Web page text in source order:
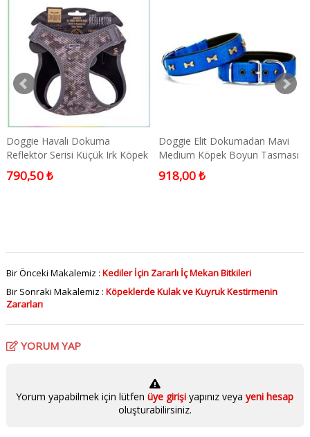
Doggie Havalı Dokuma
Reflektör Serisi Küçük Irk Köpek
Göğüs Tasması Kamuflaj S 32-
38cm
790,50 ₺
Doggie Elit Dokumadan Mavi
Medium Köpek Boyun Tasması
2,5x42-50 Cm
918,00 ₺
Bir Önceki Makalemiz : Kediler İçin Zararlı İç Mekan Bitkileri
Bir Sonraki Makalemiz : Köpeklerde Kulak ve Kuyruk Kestirmenin
Zararları
YORUM YAP
Yorum yapabilmek için lütfenüye girişiyapınız veya yeni hesap
oluşturabilirsiniz.